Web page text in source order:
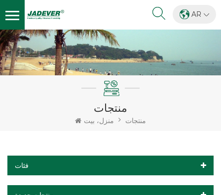
AR
منتجات
منزل، بيت منتجات
فئات